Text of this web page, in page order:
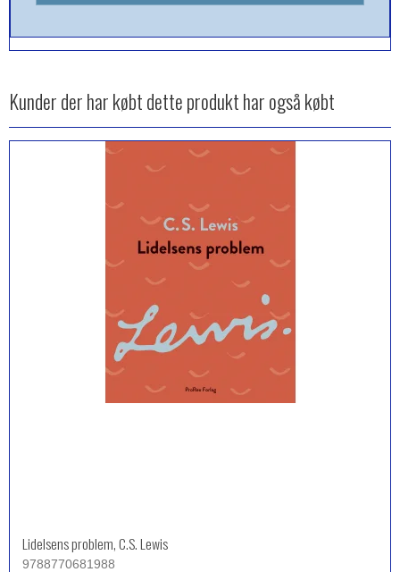
Kunder der har købt dette produkt har også købt
Lidelsens problem, C.S. Lewis
9788770681988